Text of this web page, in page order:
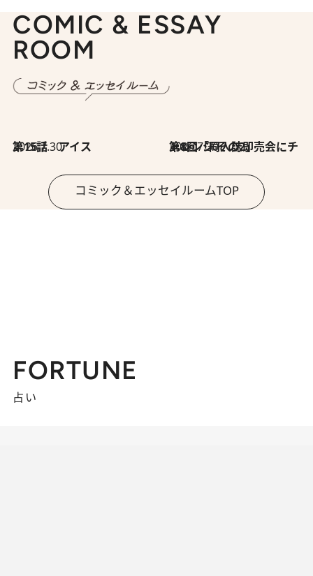
COMIC & ESSAY
ROOM
2026.7.30
第15話 アイス 2026.7.30
第8回「同人誌即売会にチャレンジ その2」
コミック＆エッセイルームTOP
FORTUNE
占い